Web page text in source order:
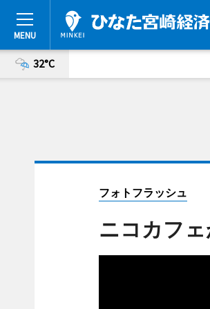
32°C
フォトフラッシュ
ニコカフ